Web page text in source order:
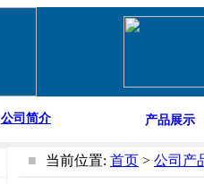
公司简介 产品展示
■ 当前位置: 首页 > 公司产